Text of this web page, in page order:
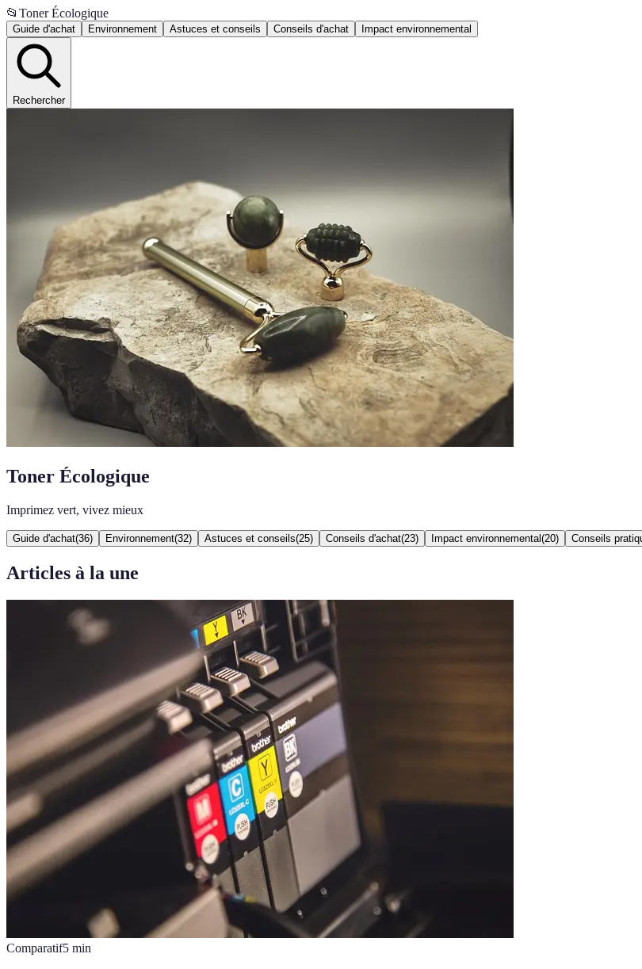
📂 Toner Écologique
Guide d'achat Environnement Astuces et conseils Conseils d'achat Impact environnemental
Rechercher
Toner Écologique
Imprimez vert, vivez mieux
Guide d'achat(36) Environnement(32) Astuces et conseils(25) Conseils d'achat(23) Impact environnemental (20) Conseils
Articles à la une
Comparatif5 min